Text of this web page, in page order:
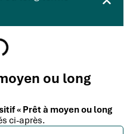
ou long
« Prêt à moyen ou long
ci-après.